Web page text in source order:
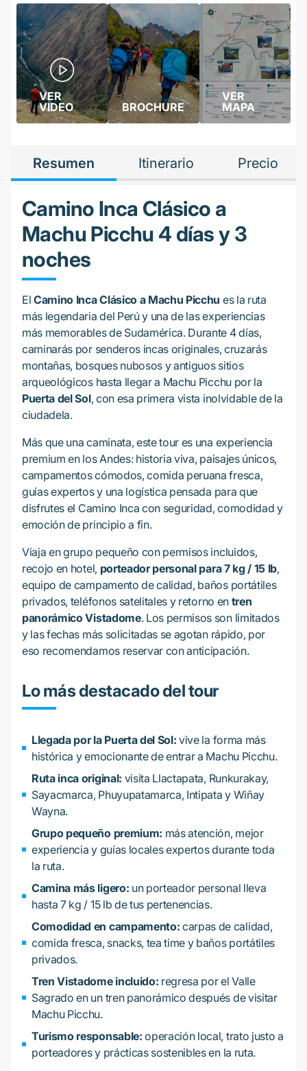
VER
VIDEO
BROCHURE
VER
MAPA
Resumen Itinerario Precio
Camino Inca Clásico a
Machu Picchu 4 días y 3
noches
ElCamino Inca Clásico a Machu Picchu es la ruta
más legendaria del Perú y una de las experiencias
más memorables de Sudamérica. Durante 4 días,
caminarás por senderos incas originales, cruzarás
montañas, bosques nubosos y antiguos sitios
arqueológicos hasta llegar a Machu Picchu por la
Puerta del Sol, con esa primera vista inolvidable de la
ciudadela.
Más que una caminata, este tour es una experiencia
premium en los Andes: historia viva, paisajes únicos,
campamentos cómodos, comida peruana fresca,
guías expertos y una logística pensada para que
disfrutes el Camino Inca con seguridad, comodidad y
emoción de principio a fin.
Viaja en grupo pequeño con permisos incluidos,
recojo en hotel, porteador personal para 7 kg / 15 lb,
equipo de campamento de calidad, baños portátiles
privados, teléfonos satelitales y retorno en tren
panorámico Vistadome. Los permisos son limitados
y las fechas más solicitadas se agotan rápido, por
eso recomendamos reservar con anticipación.
Lo más destacado del tour
Llegada por la Puerta del Sol: vive la forma más
histórica y emocionante de entrar a Machu Picchu.
Ruta inca original: visita Llactapata, Runkurakay,
Sayacmarca, Phuyupatamarca, Intipata y Wiñay
Wayna.
Grupo pequeño premium: más atención, mejor
experiencia y guías locales expertos durante toda
la ruta.
Camina más ligero: un porteador personal lleva
hasta 7 kg / 15 lb de tus pertenencias.
Comodidad en campamento: carpas de calidad,
comida fresca, snacks, tea time y baños portátiles
privados.
Tren Vistadome incluido: regresa por el Valle
Sagrado en un tren panorámico después de visitar
Machu Picchu.
Turismo responsable: operación local, trato justo a
porteadores y prácticas sostenibles en la ruta.